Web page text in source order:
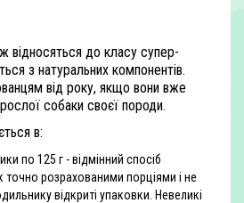
відносяться до класу супер-
з натуральних компонентів.
від року, якщо вони вже
собаки своєї породи.
в:
по 125 г - відмінний спосіб
точно розрахованими порціями і не
відкриті упаковки. Невеликі